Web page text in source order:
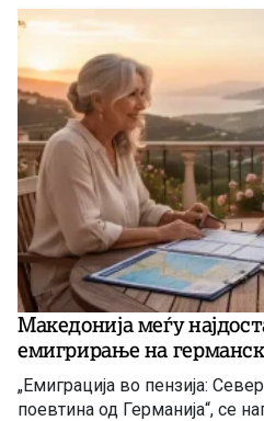
Македонија меѓу
емигрирање на
„Емиграција во пензија:
поевтина од Германија“, се